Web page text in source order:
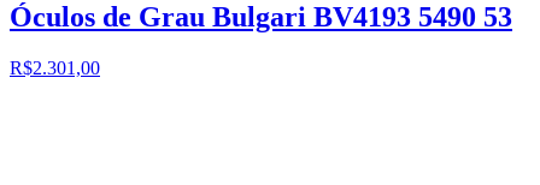
Óculos de Grau Bulgari BV4193 5490 53
R$2.301,00